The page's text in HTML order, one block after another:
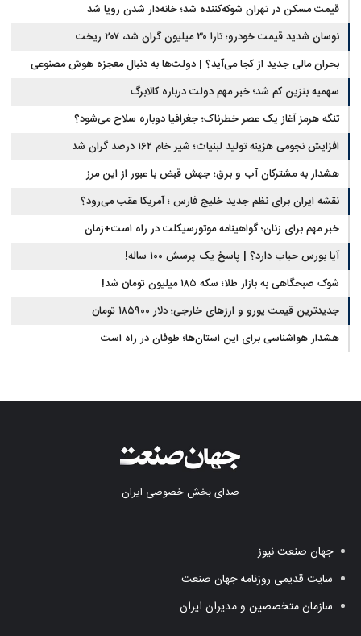
قیمت مسکن در تهران شوکه‌کننده شد؛ خانه‌دار شدن رویا شد
نوسان شدید قیمت خودرو؛ تارا ۳۰ میلیون گران شد، ۲۰۷ ریخت
بحران مالی جدید از کجا می‌آید؟ | دولت‌ها به دنبال معجزه هوش مصنوعی
سهمیه بنزین کم شد؛ خبر مهم دولت درباره کالابرگ
تنگه هرمز آغاز یک عصر خطرناک؛ جغرافیا دوباره سلاح می‌شود؟
افزایش نجومی هزینه تولید لبنیات؛ شیر خام ۱۶۲ درصد گران شد
هشدار به مشترکان آب و برق؛ جهش قبض با عبور از این مرز
نقشه ایران برای نظم جدید خلیج فارس ؛ آمریکا عقب می‌رود؟
خبر مهم برای زنان؛ گواهینامه موتورسیکلت در راه است+زمان
آیا بورس حباب دارد؟ | پاسخ یک پرسش ۱۰۰ ساله!
شوک صبحگاهی به بازار طلا؛ سکه ۱۸۵ میلیون تومان شد!
جدیدترین قیمت یورو و ارزهای خارجی؛ دلار ۱۸۵۹۰۰ تومان
هشدار هواشناسی برای این استان‌ها؛ طوفان در راه است
صدای بخش خصوصی ایران
جهان صنعت نیوز
سایت قدیمی روزنامه جهان صنعت
سازمان متخصصین و مدیران ایران